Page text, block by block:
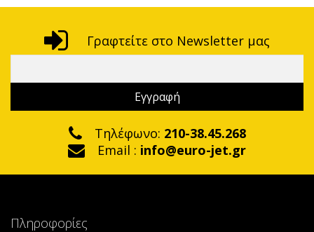
Γραφτείτε στο Newsletter μας
Τηλέφωνο: 210-38.45.268
Email : info@euro-jet.gr
Πληροφορίες